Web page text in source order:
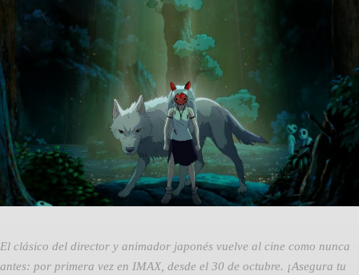
Facebook Twitter Pinterest
El clásico del director y animador japonés vuelve al cine como nunca
antes: por primera vez en IMAX, desde el 30 de octubre. ¡Asegura tu